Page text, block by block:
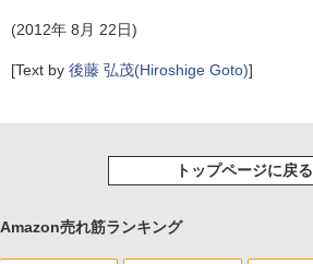
(2012年 8月 22日)
[Text by 後藤 弘茂(Hiroshige Goto)]
トップページに戻る
Amazon売れ筋ランキング